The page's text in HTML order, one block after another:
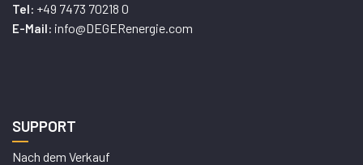
Tel: +49 7473 70218 0
E-Mail: info@DEGERenergie.com
SUPPORT
Nach dem Verkauf